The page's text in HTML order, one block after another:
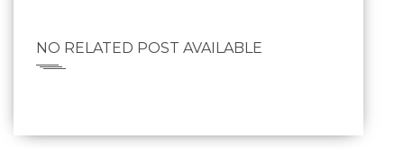
NO RELATED POST AVAILABLE